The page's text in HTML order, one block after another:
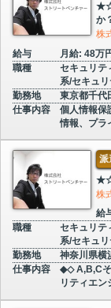
★☆
か
株
給与
月給: 48万
職種
セキュリテ
系/セキュ
勤務地
東京都千代
仕事内容
個人情報保
情報、プラ
派
★☆
株
給
職種
セキュリテ
系/セキュ
勤務地
神奈川県横
仕事内容
◆◇ A,B,Cそ
リティエン